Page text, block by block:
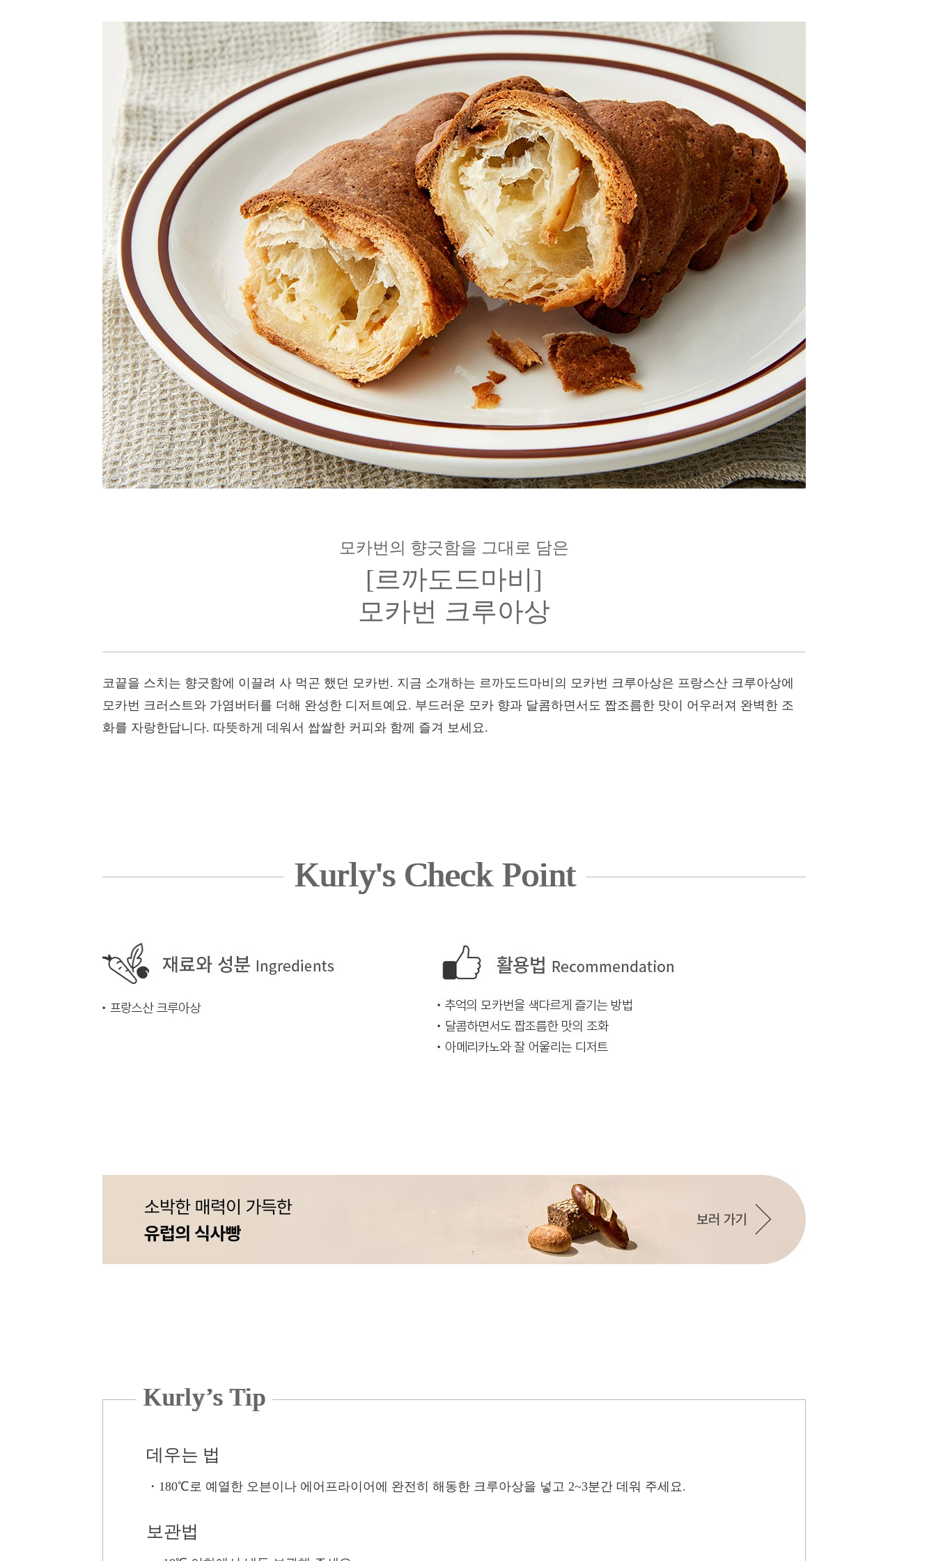
모카번의 향긋함을 그대로 담은
[르까도드마비]
모카번 크루아상
코끝을 스치는 향긋함에 이끌려 사 먹곤 했던 모카번. 지금 소개하는 르까도드마비의 모카번 크루아상은 프랑스산 크루아상에
모카번 크러스트와 가염버터를 더해 완성한 디저트예요. 부드러운 모카 향과 달콤하면서도 짭조름한 맛이 어우러져 완벽한 조
화를 자랑한답니다. 따뜻하게 데워서 쌉쌀한 커피와 함께 즐겨 보세요.
Kurly's Check Point
Kurly’s Tip
데우는 법
・ 180℃로 예열한 오븐이나 에어프라이어에 완전히 해동한 크루아상을 넣고 2~3분간 데워 주세요.
보관법